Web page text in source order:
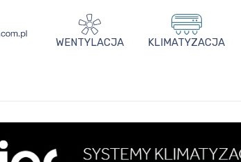
WENTYLACJA KLIMATYZACJA